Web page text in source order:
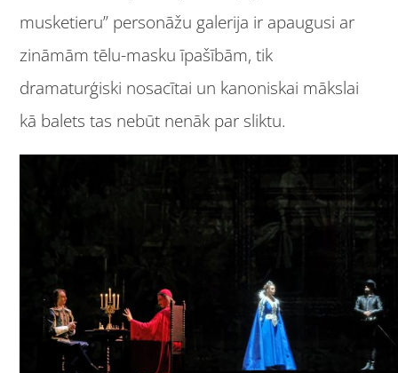
musketieru” personāžu galerija ir apaugusi ar
zināmām tēlu-masku īpašībām, tik
dramaturģiski nosacītai un kanoniskai mākslai
kā balets tas nebūt nenāk par sliktu.